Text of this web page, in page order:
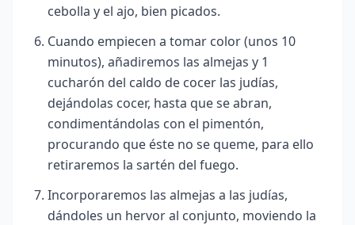
cebolla y el ajo, bien picados.
Cuando empiecen a tomar color (unos 10
minutos), añadiremos las almejas y 1
cucharón del caldo de cocer las judías,
dejándolas cocer, hasta que se abran,
condimentándolas con el pimentón,
procurando que éste no se queme, para ello
retiraremos la sartén del fuego.
Incorporaremos las almejas a las judías,
dándoles un hervor al conjunto, moviendo la